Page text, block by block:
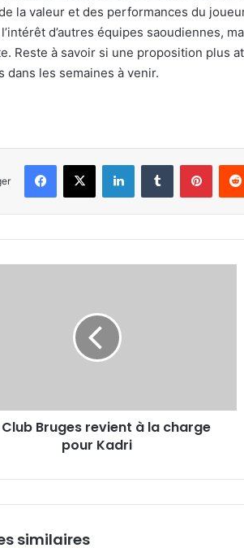
la valeur et des performances du
d’autres équipes saoudiennes,
Reste à savoir si une proposition plus
dans les semaines à venir.
Facebook
X LinkedinTumblr
Club Bruges revient à la charge
pour Kadri
similaires